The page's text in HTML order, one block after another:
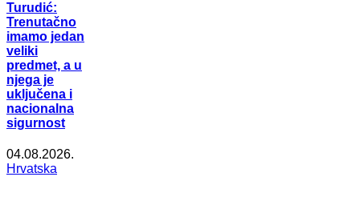
Turudić:
Trenutačno
imamo jedan
veliki
predmet, a u
njega je
uključena i
nacionalna
sigurnost
04.08.2026.
Hrvatska